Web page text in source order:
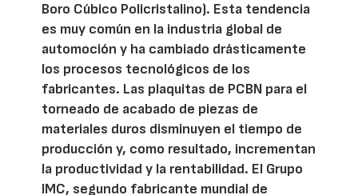
Boro Cúbico Policristalino). Esta tendencia
es muy común en la industria global de
automoción y ha cambiado drásticamente
los procesos tecnológicos de los
fabricantes. Las plaquitas de PCBN para el
torneado de acabado de piezas de
materiales duros disminuyen el tiempo de
producción y, como resultado, incrementan
la productividad y la rentabilidad. El Grupo
IMC, segundo fabricante mundial de